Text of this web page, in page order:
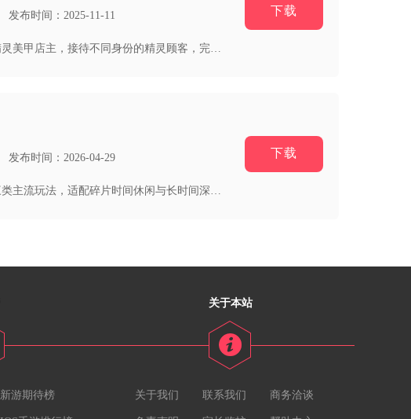
发布时间：2025-11-11
精灵公主美甲设计以奇幻精灵国度为故事背景，打造沉浸式指尖装扮模拟玩法。玩家化身精灵美甲店主，接待不同身份的精灵顾客，完成...
下载
发布时间：2026-04-29
台球风云依托真实台球运动规则打造移动端桌球竞技内容，内置中式八球、九球、斯诺克三类主流玩法，适配碎片时间休闲与长时间深度...
下载
新游期待榜
关于本站
关于我们 联系我们 商务洽谈